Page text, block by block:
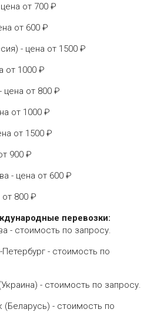
от 700 ₽
от 600 ₽
- цена от 1500 ₽
от 1000 ₽
цена от 800 ₽
от 1000 ₽
от 1500 ₽
900 ₽
- цена от 600 ₽
800 ₽
перевозки:
- стоимость по запросу.
- стоимость по
- стоимость по запросу.
- стоимость по